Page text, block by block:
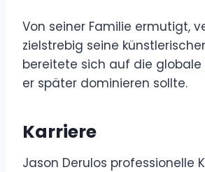
Von seiner Familie ermutigt,
zielstrebig seine
bereitete sich auf die globale
er später dominieren sollte.
Karriere
Jason Derulos professionelle